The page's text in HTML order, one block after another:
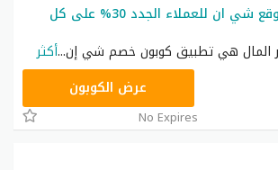
أحدث كود خصم موقع شي ان للعملاء الجدد 30% على كل
المال هي تطبيق كوبون خصم شي إن...أكثر
عرض الكوبون
No Expires